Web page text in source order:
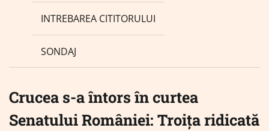
INTREBAREA CITITORULUI
SONDAJ
Crucea s-a întors în curtea
Senatului României: Troița ridicată